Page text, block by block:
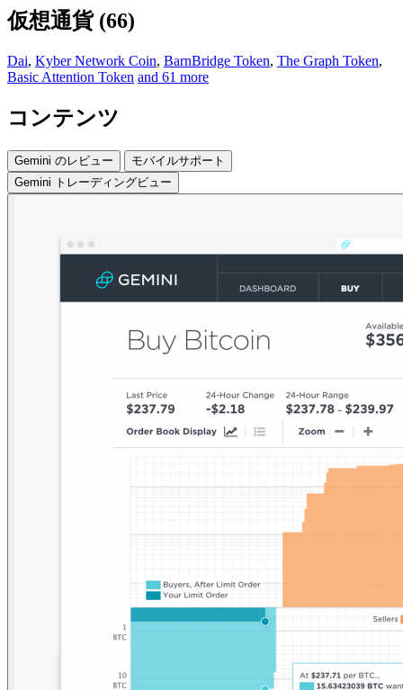
仮想通貨 (66)
Dai, Kyber Network Coin, BarnBridge Token, The Graph Token,
Basic Attention Token and 61 more
コンテンツ
Gemini のレビュー
モバイルサポート
Gemini トレーディングビュー